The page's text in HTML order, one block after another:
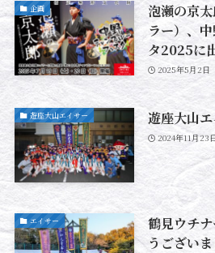
企画
泡瀬の京
ラー）、
タ2025に
2025年5月2日
遊座大山エイサー 遊座大山
2024年11月23
エイサー
鶴見ウチ
うございま